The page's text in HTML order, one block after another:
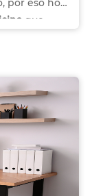
por eso hoy
que